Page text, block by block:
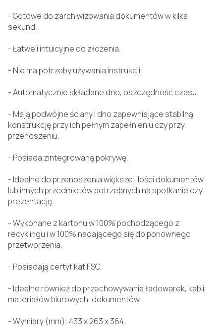
- Gotowe do zarchiwizowania dokumentów w kilka
sekund.
- Łatwe i intuicyjne do złożenia.
- Nie ma potrzeby używania instrukcji.
- Automatycznie składane dno, oszczędność czasu.
- Mają podwójne ściany i dno zapewniające stabilną
konstrukcję przy ich pełnym zapełnieniu czy przy
przenoszeniu.
- Posiada zintegrowaną pokrywę.
- Idealne do przenoszenia większej ilości dokumentów
lub innych przedmiotów potrzebnych na spotkanie czy
prezentację.
- Wykonane z kartonu w 100% pochodzącego z
recyklingu i w 100% nadającego się do ponownego
przetworzenia.
- Posiadają certyfikat FSC.
- Idealne również do przechowywania ładowarek, kabli,
materiałów biurowych, dokumentów.
- Wymiary (mm): 433 x 263 x 364.